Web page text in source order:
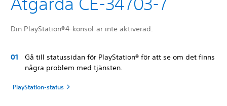
Din PlayStation®4-konsol är inte aktiverad.
Gå till statussidan för PlayStation® för att se om det finns
några problem med tjänsten.
PlayStation-status